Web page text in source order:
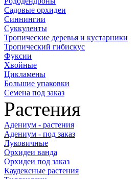
Садовые орхидеи
Синнингии
Суккуленты
Тропические деревья и кустарники
Тропический гибискус
Фуксии
Хвойные
Цикламены
Большие упаковки
Семена под заказ
Растения
Адениум - растения
Адениум - под заказ
Луковичные
Орхидеи ванда
Орхидеи под заказ
Каудексные растения